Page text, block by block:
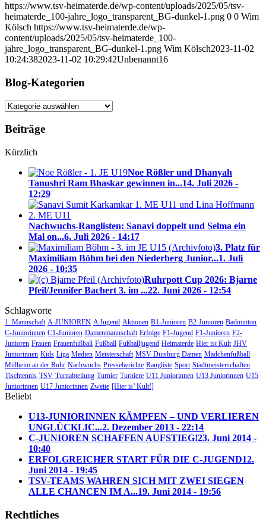
https://www.tsv-heimaterde.de/wp-content/uploads/2025/05/tsv-
heimaterde_100-jahre_logo_transparent_BG-dunkel-1.png 0 0 Wim
Kölsch https://www.tsv-heimaterde.de/wp-
content/uploads/2025/05/tsv-heimaterde_100-
jahre_logo_transparent_BG-dunkel-1.png Wim Kölsch2023-11-02
10:24:382023-11-02 10:29:42Unbenannt16
Blog-Kategorien
Blog-
Beiträge
Kürzlich
Noe Rößler und Dhanyah
Tanushri Ram Bhaskar gewinnen in...14. Juli 2026 -
12:29
Nachwuchs-Ranglisten: Sanavi doppelt und Selma ein
Mal on...6. Juli 2026 - 14:17
3. Platz für
Maximiliam Böhm bei den Niederberg Junior...1. Juli
2026 - 10:35
Ruhrpott Cup 2026: Bjarne
Pfeil/Jennifer Bachert 3. im ...22. Juni 2026 - 12:54
Schlagworte
1. Mannschaft A-JUNIOREN A Jugend Aktionen B1-Junioren B2-Junioren Badminton
C-Juniorinnen C1-Junioren Damenmannschaft Erfolge F1-Jugend F1-Junioren F2-
Junioren Frauen Frauenfußball Fußball Fußballjugend Heimaterde Hier ist Kult JHV
Juniorinnen Kids Liga Medien Meisterschaft MSV Duisburg Damen Mädchenfußball
Mülheim an der Ruhr Nachwuchs Presseberichte Rangliste Sport Stadtmeisterschaften
Tischtennis TSV Turnabteilung Turnier Turniere U11 Juniorinnen U13 Juniorinnen U15
Juniorinnen U17 Juniorinnen Zweite [Hier is’ Kult!]
Beliebt
U13-JUNIORINNEN KÄMPFEN – UND VERLIEREN
UNGLÜCKLIC...2. Dezember 2013 - 22:14
C-JUNIOREN SCHAFFEN AUFSTIEG!23. Juni 2014 -
10:40
ERFOLGREICHER START FÜR DIE C-JUGEND12.
Juni 2014 - 19:45
TSV-TEAMS WAHREN SICH MIT ZWEI SIEGEN
ALLE CHANCEN IM A...19. Juni 2014 - 19:56
Rechtliches